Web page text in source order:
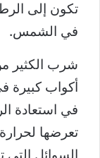
تكون إلى
في الشمس.
أكواب كبيرة
في استعادة
تعرضها